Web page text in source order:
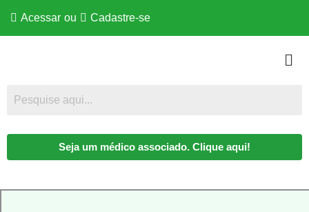
Acessar ou Cadastre-se
Seja um médico associado. Clique aqui!